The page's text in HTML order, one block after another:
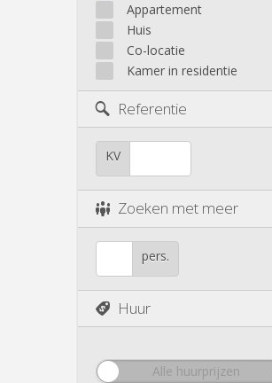
Appartement
Huis
Co-locatie
Kamer in residentie
Referentie
KV
Zoeken met meer
pers.
Huur
Alle huurprijzen